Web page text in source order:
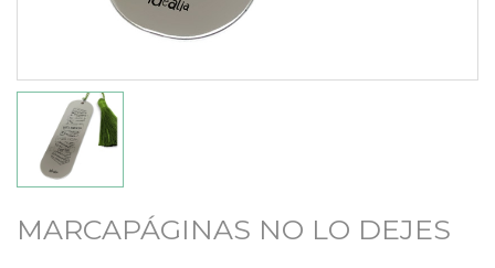
MARCAPÁGINAS NO LO DEJES